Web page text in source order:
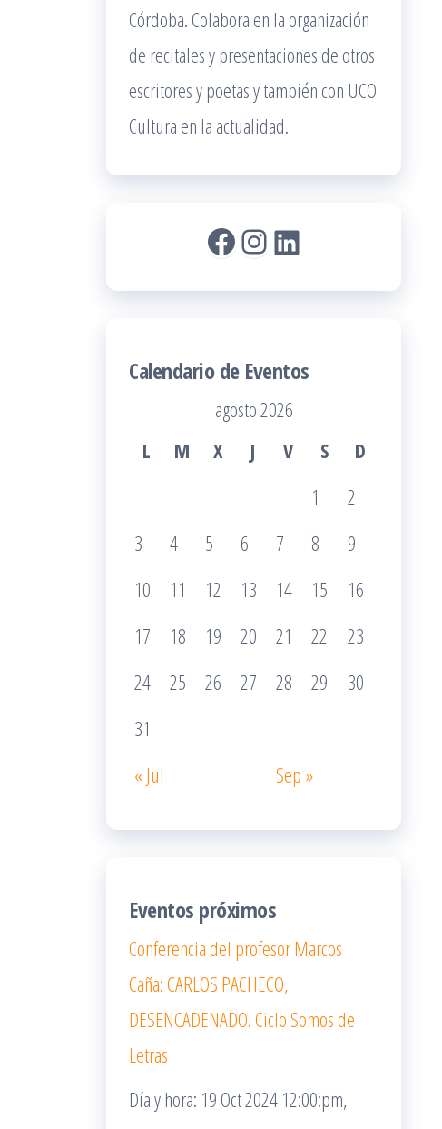
Córdoba. Colabora en la organización
de recitales y presentaciones de otros
escritores y poetas y también con UCO
Cultura en la actualidad.
Facebook
Instagram
LinkedIn
Calendario de Eventos
agosto 2026
L
M X J V S
D
1
2
3
4 5 6 7 8
9
10
11 12 13 14 15
16
17
18 19 20 21 22
23
24
25 26 27 28 29
30
31
« Jul
Sep »
Eventos próximos
Conferencia del profesor Marcos
Caña: CARLOS PACHECO,
DESENCADENADO. Ciclo Somos de
Letras
Día y hora: 19 Oct 2024 12:00:pm,